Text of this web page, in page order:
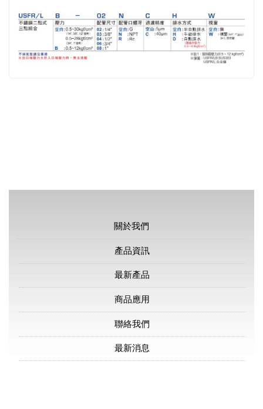
關於我們
產品資訊
最新產品
商品應用
聯絡我們
最新消息